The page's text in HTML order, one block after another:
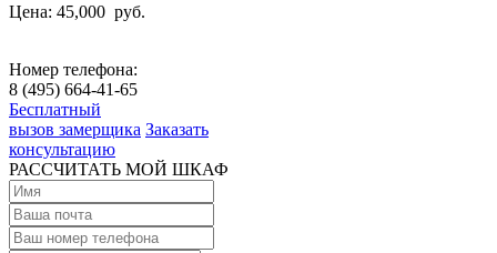
Цена: 45,000 руб.
Номер телефона:
8 (495) 664-41-65
Бесплатный
вызов замерщика Заказать
консультацию
РАССЧИТАТЬ МОЙ ШКАФ